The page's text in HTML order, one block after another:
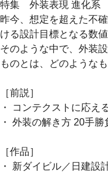
特集 外装表現 進化系
昨今、想定を超えた不
ける設計目標となる数
そのような中で、外装
ものとは、どのような
［前説］
・ コンテクストに応え
・ 外装の解き方 20手
［作品］
・ 新ダイビル／日建設